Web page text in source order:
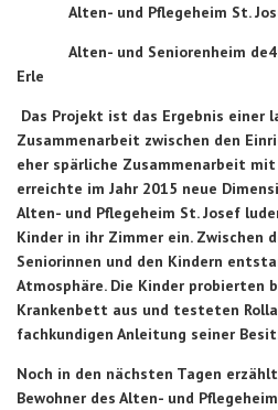
Alten- und Pflegeheim St.
Alten- und Seniorenheim de4r
Erle
Das Projekt ist das Ergebnis einer
Zusammenarbeit zwischen den
eher spärliche Zusammenarbeit
erreichte im Jahr 2015 neue
Alten- und Pflegeheim St. Josef
Kinder in ihr Zimmer ein. Zwischen
Seniorinnen und den Kindern
Atmosphäre. Die Kinder probierten
Krankenbett aus und testeten
fachkundigen Anleitung seiner
Noch in den nächsten Tagen
Bewohner des Alten- und